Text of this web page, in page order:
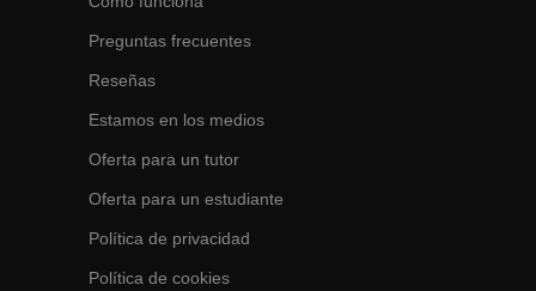
Preguntas frecuentes
Reseñas
Estamos en los medios
Oferta para un tutor
Oferta para un estudiante
Política de privacidad
Política de cookies